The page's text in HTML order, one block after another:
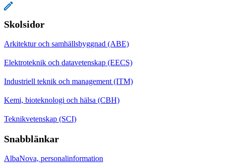
Skolsidor
Arkitektur och samhällsbyggnad (ABE)
Elektroteknik och datavetenskap (EECS)
Industriell teknik och management (ITM)
Kemi, bioteknologi och hälsa (CBH)
Teknikvetenskap (SCI)
Snabblänkar
AlbaNova, personalinformation